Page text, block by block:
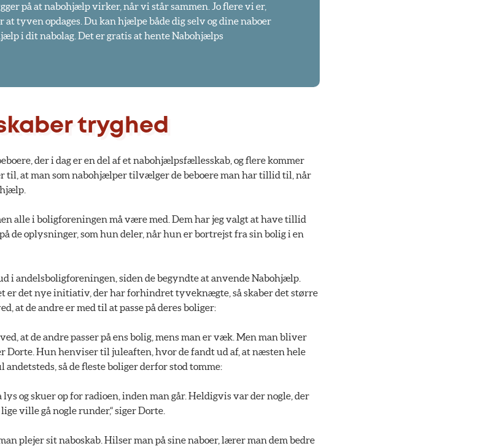
på at nabohjælp virker, når vi står sammen. Jo flere vi er,
tyven opdages. Du kan hjælpe både dig selv og dine naboer
i dit nabolag. Det er gratis at hente Nabohjælps
tryghed
der i dag er en del af et nabohjælpsfællesskab, og flere kommer
til, at man som nabohjælper tilvælger de beboere man har tillid til, når
alle i boligforeningen må være med. Dem har jeg valgt at have tillid
de oplysninger, som hun deler, når hun er bortrejst fra sin bolig i en
i andelsboligforeningen, siden de begyndte at anvende Nabohjælp.
er det nye initiativ, der har forhindret tyveknægte, så skaber det større
at de andre er med til at passe på deres boliger:
at de andre passer på ens bolig, mens man er væk. Men man bliver
Dorte. Hun henviser til juleaften, hvor de fandt ud af, at næsten hele
så de fleste boliger derfor stod tomme:
lys og skuer op for radioen, inden man går. Heldigvis var der nogle, der
ville gå nogle runder,“ siger Dorte.
plejer sit naboskab. Hilser man på sine naboer, lærer man dem bedre